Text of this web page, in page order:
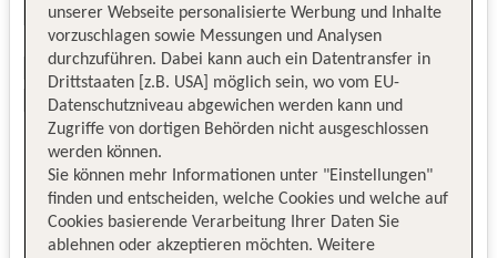
unserer Webseite personalisierte Werbung und Inhalte
vorzuschlagen sowie Messungen und Analysen
durchzuführen. Dabei kann auch ein Datentransfer in
Drittstaaten [z.B. USA] möglich sein, wo vom EU-
Datenschutzniveau abgewichen werden kann und
Zugriffe von dortigen Behörden nicht ausgeschlossen
werden können.
Sie können mehr Informationen unter "Einstellungen"
finden und entscheiden, welche Cookies und welche auf
Cookies basierende Verarbeitung Ihrer Daten Sie
ablehnen oder akzeptieren möchten. Weitere